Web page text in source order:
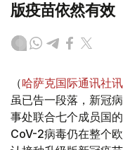
版疫苗依然有效
（哈萨克国际通讯社讯
虽已告一段落，新冠
事处联合七个成员国
CoV-2病毒仍在整个